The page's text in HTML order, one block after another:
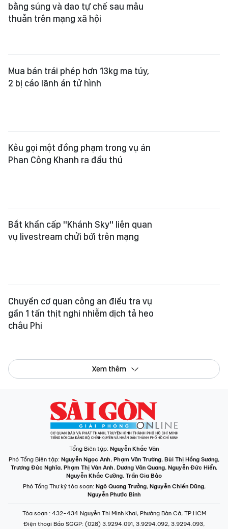
bằng súng và dao tự chế sau mâu
thuẫn trên mạng xã hội
Mua bán trái phép hơn 13kg ma túy,
2 bị cáo lãnh án tử hình
Kêu gọi một đồng phạm trong vụ án
Phan Công Khanh ra đầu thú
Bắt khẩn cấp "Khánh Sky" liên quan
vụ livestream chửi bới trên mạng
Chuyển cơ quan công an điều tra vụ
gần 1 tấn thịt nghi nhiễm dịch tả heo
châu Phi
Xem thêm
Tổng Biên tập: Nguyễn Khắc Văn
Phó Tổng Biên tập: Nguyễn Ngọc Anh, Phạm Văn Trường, Bùi Thị Hồng Sương,
Trương Đức Nghĩa, Phạm Thị Vân Anh, Dương Văn Quang, Nguyễn Đức Hiển,
Nguyễn Khắc Cường, Trần Gia Bảo
Phó Tổng Thư ký tòa soạn: Ngô Quang Trưởng, Nguyễn Chiến Dũng,
Nguyễn Phước Bình
Tòa soạn : 432-434 Nguyễn Thị Minh Khai, Phường Bàn Cờ, TP.HCM
Điện thoại Báo SGGP: (028) 3.9294.091, 3.9294.092, 3.9294.093,